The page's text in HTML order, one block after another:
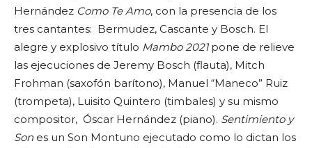
Hernández Como Te Amo, con la presencia de los
tres cantantes: Bermudez, Cascante y Bosch. El
alegre y explosivo título Mambo 2021pone de relieve
las ejecuciones de Jeremy Bosch (flauta), Mitch
Frohman (saxofón barítono), Manuel “Maneco” Ruiz
(trompeta), Luisito Quintero (timbales) y su mismo
compositor, Óscar Hernández (piano). Sentimiento y
Son es un Son Montuno ejecutado como lo dictan los